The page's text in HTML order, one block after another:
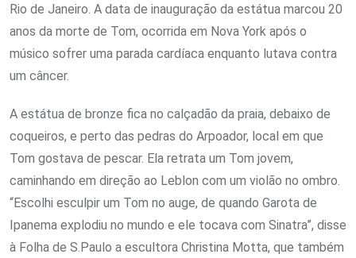
Rio de Janeiro. A data de inauguração da estátua marcou 20
anos da morte de Tom, ocorrida em Nova York após o
músico sofrer uma parada cardíaca enquanto lutava contra
um câncer.
A estátua de bronze fica no calçadão da praia, debaixo de
coqueiros, e perto das pedras do Arpoador, local em que
Tom gostava de pescar. Ela retrata um Tom jovem,
caminhando em direção ao Leblon com um violão no ombro.
“Escolhi esculpir um Tom no auge, de quando Garota de
Ipanema explodiu no mundo e ele tocava com Sinatra”, disse
à Folha de S.Paulo a escultora Christina Motta, que também